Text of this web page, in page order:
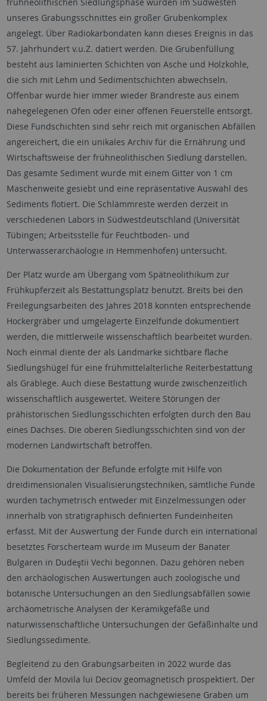
unseres Grabungsschnittes ein großer Grubenkomplex
angelegt. Über Radiokarbondaten kann dieses Ereignis in das
57. Jahrhundert v.u.Z. datiert werden. Die Grubenfüllung
besteht aus laminierten Schichten von Asche und Holzkohle,
die sich mit Lehm und Sedimentschichten abwechseln.
Offenbar wurde hier immer wieder Brandreste aus einem
nahegelegenen Ofen oder einer offenen Feuerstelle entsorgt.
Diese Fundschichten sind sehr reich mit organischen Abfällen
angereichert, die ein unikales Archiv für die Ernährung und
Wirtschaftsweise der frühneolithischen Siedlung darstellen.
Das gesamte Sediment wurde mit einem Gitter von 1 cm
Maschenweite gesiebt und eine repräsentative Auswahl des
Sediments flotiert. Die Schlämmreste werden derzeit in
verschiedenen Labors in Südwestdeutschland (Universität
Tübingen; Arbeitsstelle für Feuchtboden- und
Unterwasserarchäologie in Hemmenhofen) untersucht.
Der Platz wurde am Übergang vom Spätneolithikum zur
Frühkupferzeit als Bestattungsplatz benutzt. Breits bei den
Freilegungsarbeiten des Jahres 2018 konnten entsprechende
Hockergräber und umgelagerte Einzelfunde dokumentiert
werden, die mittlerweile wissenschaftlich bearbeitet wurden.
Noch einmal diente der als Landmarke sichtbare flache
Siedlungshügel für eine frühmittelalterliche Reiterbestattung
als Grablege. Auch diese Bestattung wurde zwischenzeitlich
wissenschaftlich ausgewertet. Weitere Störungen der
prähistorischen Siedlungsschichten erfolgten durch den Bau
eines Dachses. Die oberen Siedlungsschichten sind von der
modernen Landwirtschaft betroffen.
Die Dokumentation der Befunde erfolgte mit Hilfe von
dreidimensionalen Visualisierungstechniken, sämtliche Funde
wurden tachymetrisch entweder mit Einzelmessungen oder
innerhalb von stratigraphisch definierten Fundeinheiten
erfasst. Mit der Auswertung der Funde durch ein international
besetztes Forscherteam wurde im Museum der Banater
Bulgaren in Dudeştii Vechi begonnen. Dazu gehören neben
den archäologischen Auswertungen auch zoologische und
botanische Untersuchungen an den Siedlungsabfällen sowie
archäometrische Analysen der Keramikgefäße und
naturwissenschaftliche Untersuchungen der Gefäßinhalte und
Siedlungssedimente.
Begleitend zu den Grabungsarbeiten in 2022 wurde das
Umfeld der Movila lui Deciov geomagnetisch prospektiert. Der
bereits bei früheren Messungen nachgewiesene Graben um